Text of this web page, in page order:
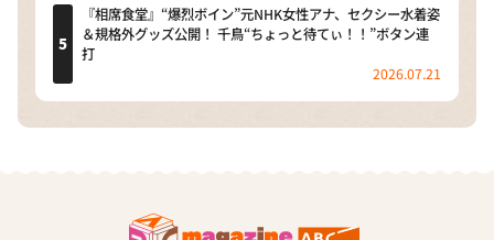
『相席食堂』“爆烈ボイン”元NHK女性アナ、セクシー水着姿
＆規格外グッズ公開！ 千鳥“ちょっと待てぃ！！”ボタン連
打
2026.07.21